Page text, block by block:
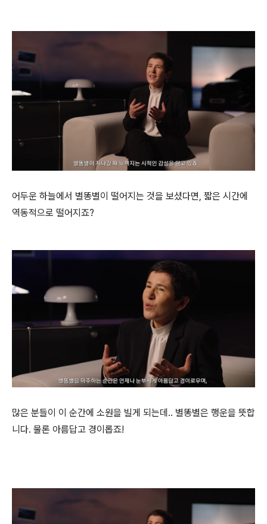
어두운 하늘에서 별똥별이 떨어지는 것을 보셨다면, 짧은 시간에
역동적으로 떨어지죠?
많은 분들이 이 순간에 소원을 빌게 되는데.. 별똥별은 행운을 뜻합
니다. 물론 아름답고 경이롭죠!